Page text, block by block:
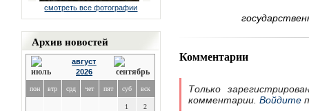
смотреть все фотографии
Архив новостей
август
2026
пон втр срд чет пят суб вск
1 2
Комментарии
Только
комментарии. Войдите